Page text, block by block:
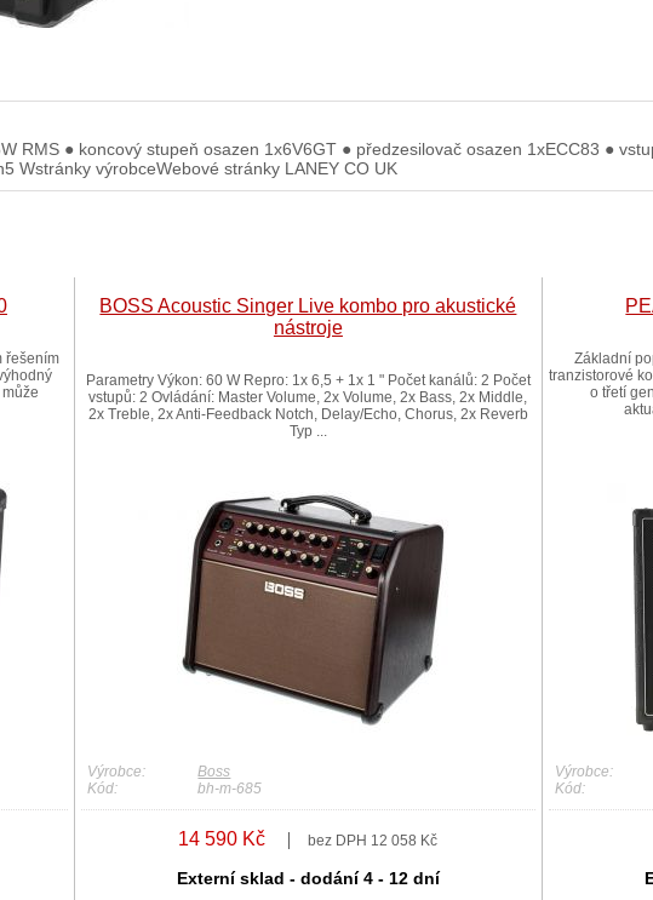
RMS ● koncový stupeň osazen 1x6V6GT ● předzesilovač osazen 1xECC83 ●
Wstránky výrobceWebové stránky LANEY CO UK
řešením
BOSS Acoustic Singer Live kombo pro akustické
nástroje
Parametry Výkon: 60 W Repro: 1x 6,5 + 1x 1 " Počet kanálů: 2 Počet
vstupů: 2 Ovládání: Master Volume, 2x Volume, 2x Bass, 2x Middle,
2x Treble, 2x Anti-Feedback Notch, Delay/Echo, Chorus, 2x Reverb
Typ ...
Výrobce:
Boss
Kód:
bh-m-685
14 590 Kč bez DPH 12 058 Kč
Externí sklad - dodání 4 - 12 dní
Základní
tranzistorové
o třetí
Výrobce:
Kód: